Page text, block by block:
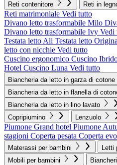
Reti contenitore Reti in
Reti matrimoniale Vedi tutto
Divano letto trasformabile Milo
Divano letto trasformabile Ivy Vedi
Testata letto Ali Testata letto
letto con nicchie Vedi tutto
Cuscino ergonomico Cuscino
Hotel Cuscino Luna Vedi tutto
Biancheria da letto in garza di cotone
Biancheria da letto in flanella di
Biancheria da letto in lino lavato
Copripiumino
Lenzuolo
Piumone Grand hotel Piumone
stagioni Coperta pesata Coperta
Materassi per bambini
Letti
Mobili per bambini